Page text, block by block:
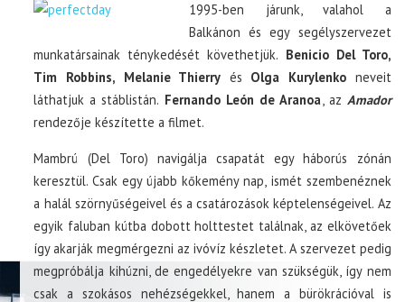
1995-ben járunk, valahol a
Balkánon és egy segélyszervezet
munkatársainak ténykedését követhetjük. Benicio Del Toro,
Tim Robbins, Melanie Thierry és Olga Kurylenkoneveit
láthatjuk a stáblistán. Fernando León de Aranoa, az Amador
rendezője készítette a filmet.
Mambrú (Del Toro) navigálja csapatát egy háborús zónán
keresztül. Csak egy újabb kőkemény nap, ismét szembenéznek
a halál szörnyűségeivel és a csatározások képtelenségeivel. Az
egyik faluban kútba dobott holttestet találnak, az elkövetőek
így akarják megmérgezni az ivóvíz készletet. A szervezet pedig
megpróbálja kihúzni, de engedélyekre van szükségük, így nem
csak a szokásos nehézségekkel, hanem a bürökrációval is